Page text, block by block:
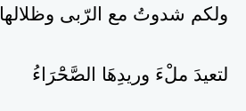
ولكم شدوتُ مع الرّبى وظلالها
لتعيدَ ملْءَ وريدِهَا الصَّحَْرَاءُ